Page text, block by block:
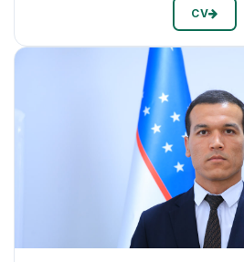
CV